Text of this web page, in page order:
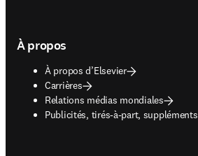
À propos
À propos d’Elsevier
Carrières
Relations médias mondiales
Publicités, tirés-à-part, suppléments
opens in new tab/window